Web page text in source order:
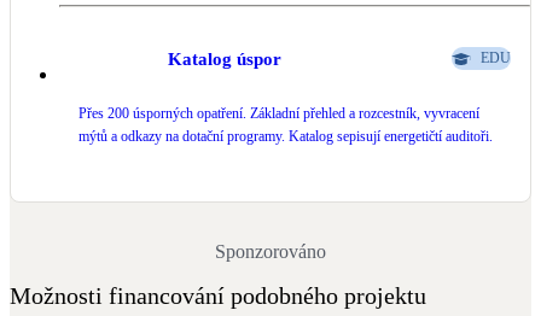
Katalog úspor EDU
Přes 200 úsporných opatření. Základní přehled a rozcestník, vyvracení
mýtů a odkazy na dotační programy. Katalog sepisují energetičtí auditoři.
Možnosti financování podobného projektu
Sponzorováno